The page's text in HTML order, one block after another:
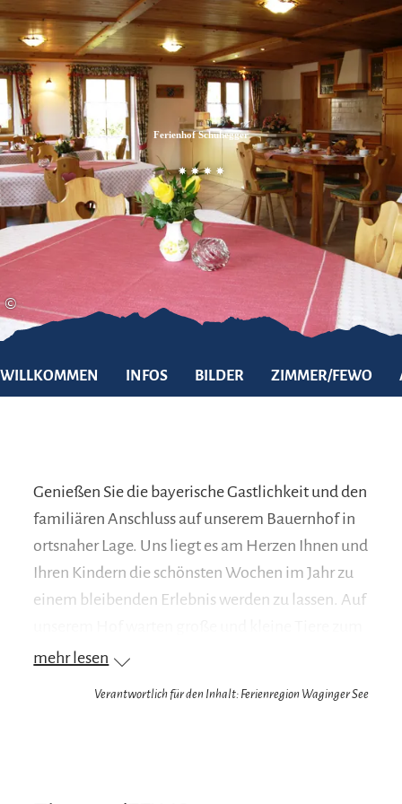
Zum
Inhalt
Zur
Suche
Zum
Footer
©
Ferienhof Schuhegger
WILLKOMMEN INFOS BILDER ZIMMER/FEWO
Genießen Sie die bayerische Gastlichkeit und den
familiären Anschluss auf unserem Bauernhof in
ortsnaher Lage. Uns liegt es am Herzen Ihnen und
Ihren Kindern die schönsten Wochen im Jahr zu
einem bleibenden Erlebnis werden zu lassen. Auf
streicheln auf Ihre Kinder. Eine große Liegewiese
gemütlichen Grillabend und zum Relaxen ein.
mehr lesen
Verantwortlich für den Inhalt: Ferienregion Waginger See